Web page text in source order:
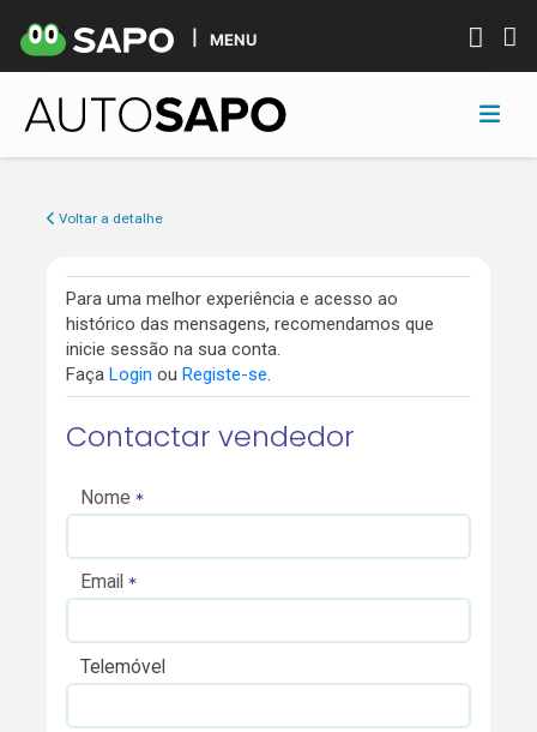
MENU
Voltar a detalhe
Para uma melhor experiência e acesso ao
histórico das mensagens, recomendamos que
inicie sessão na sua conta.
Faça Login ou Registe-se.
Contactar vendedor
Nome
Email
Telemóvel